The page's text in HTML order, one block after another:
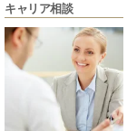
キャリア相談